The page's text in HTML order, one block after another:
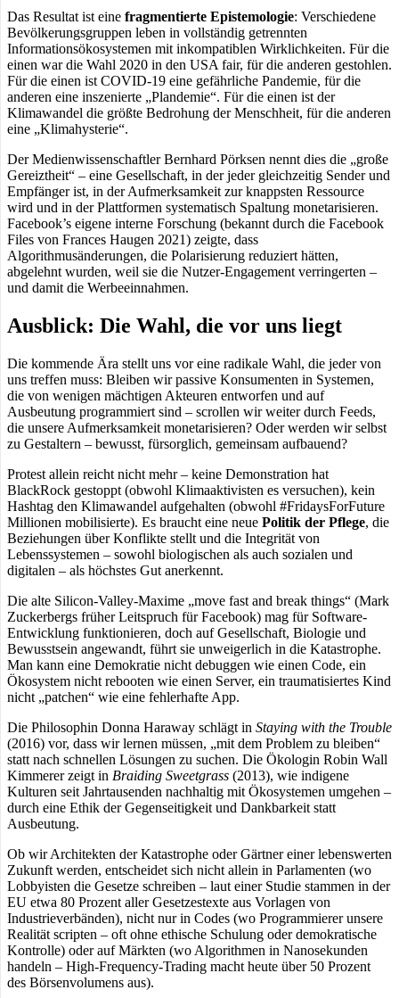
Das Resultat ist eine fragmentierte Epistemologie: Verschiedene
Bevölkerungsgruppen leben in vollständig getrennten
Informationsökosystemen mit inkompatiblen Wirklichkeiten. Für die
einen war die Wahl 2020 in den USA fair, für die anderen gestohlen.
Für die einen ist COVID-19 eine gefährliche Pandemie, für die
anderen eine inszenierte „Plandemie“. Für die einen ist der
Klimawandel die größte Bedrohung der Menschheit, für die anderen
eine „Klimahysterie“.
Der Medienwissenschaftler Bernhard Pörksen nennt dies die „große
Gereiztheit“ – eine Gesellschaft, in der jeder gleichzeitig Sender und
Empfänger ist, in der Aufmerksamkeit zur knappsten Ressource
wird und in der Plattformen systematisch Spaltung monetarisieren.
Facebook’s eigene interne Forschung (bekannt durch die Facebook
Files von Frances Haugen 2021) zeigte, dass
Algorithmusänderungen, die Polarisierung reduziert hätten,
abgelehnt wurden, weil sie die Nutzer-Engagement verringerten –
und damit die Werbeeinnahmen.
Ausblick: Die Wahl, die vor uns liegt
Die kommende Ära stellt uns vor eine radikale Wahl, die jeder von
uns treffen muss: Bleiben wir passive Konsumenten in Systemen,
die von wenigen mächtigen Akteuren entworfen und auf
Ausbeutung programmiert sind – scrollen wir weiter durch Feeds,
die unsere Aufmerksamkeit monetarisieren? Oder werden wir selbst
zu Gestaltern – bewusst, fürsorglich, gemeinsam aufbauend?
Protest allein reicht nicht mehr – keine Demonstration hat
BlackRock gestoppt (obwohl Klimaaktivisten es versuchen), kein
Hashtag den Klimawandel aufgehalten (obwohl #FridaysForFuture
Millionen mobilisierte). Es braucht eine neue Politik der Pflege, die
Beziehungen über Konflikte stellt und die Integrität von
Lebenssystemen – sowohl biologischen als auch sozialen und
digitalen – als höchstes Gut anerkennt.
Die alte Silicon-Valley-Maxime „move fast and break things“ (Mark
Zuckerbergs früher Leitspruch für Facebook) mag für Software-
Entwicklung funktionieren, doch auf Gesellschaft, Biologie und
Bewusstsein angewandt, führt sie unweigerlich in die Katastrophe.
Man kann eine Demokratie nicht debuggen wie einen Code, ein
Ökosystem nicht rebooten wie einen Server, ein traumatisiertes Kind
nicht „patchen“ wie eine fehlerhafte App.
Die Philosophin Donna Haraway schlägt in Staying with the Trouble
(2016) vor, dass wir lernen müssen, „mit dem Problem zu bleiben“
statt nach schnellen Lösungen zu suchen. Die Ökologin Robin Wall
Kimmerer zeigt in Braiding Sweetgrass (2013), wie indigene
Kulturen seit Jahrtausenden nachhaltig mit Ökosystemen umgehen –
durch eine Ethik der Gegenseitigkeit und Dankbarkeit statt
Ausbeutung.
Ob wir Architekten der Katastrophe oder Gärtner einer lebenswerten
Zukunft werden, entscheidet sich nicht allein in Parlamenten (wo
Lobbyisten die Gesetze schreiben – laut einer Studie stammen in der
EU etwa 80 Prozent aller Gesetzestexte aus Vorlagen von
Industrieverbänden), nicht nur in Codes (wo Programmierer unsere
Realität scripten – oft ohne ethische Schulung oder demokratische
Kontrolle) oder auf Märkten (wo Algorithmen in Nanosekunden
handeln – High-Frequency-Trading macht heute über 50 Prozent
des Börsenvolumens aus).